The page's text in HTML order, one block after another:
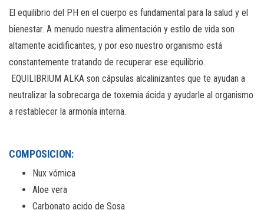
El equilibrio del PH en el cuerpo es fundamental para la salud y el
bienestar. A menudo nuestra alimentación y estilo de vida son
altamente acidificantes, y por eso nuestro organismo está
constantemente tratando de recuperar ese equilibrio.
EQUILIBRIUM ALKA son cápsulas alcalinizantes que te ayudan a
neutralizar la sobrecarga de toxemia ácida y ayudarle al organismo
a restablecer la armonía interna.
COMPOSICION:
Nux vómica
Aloe vera
Carbonato acido de Sosa